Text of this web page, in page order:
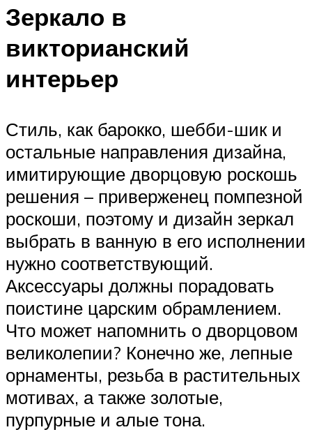
Зеркало в
викторианский
интерьер
Стиль, как барокко, шебби-шик и
остальные направления дизайна,
имитирующие дворцовую роскошь
решения – приверженец помпезной
роскоши, поэтому и дизайн зеркал
выбрать в ванную в его исполнении
нужно соответствующий.
Аксессуары должны порадовать
поистине царским обрамлением.
Что может напомнить о дворцовом
великолепии? Конечно же, лепные
орнаменты, резьба в растительных
мотивах, а также золотые,
пурпурные и алые тона.